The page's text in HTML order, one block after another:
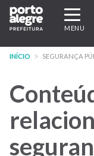
Pular
para
conteúdo
MENU
INÍCIO SEGURANÇA